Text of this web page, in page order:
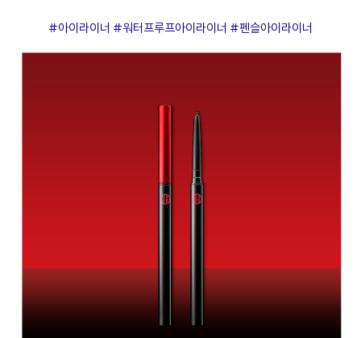
#아이라이너 #워터프루프아이라이너 #펜슬아이라이너